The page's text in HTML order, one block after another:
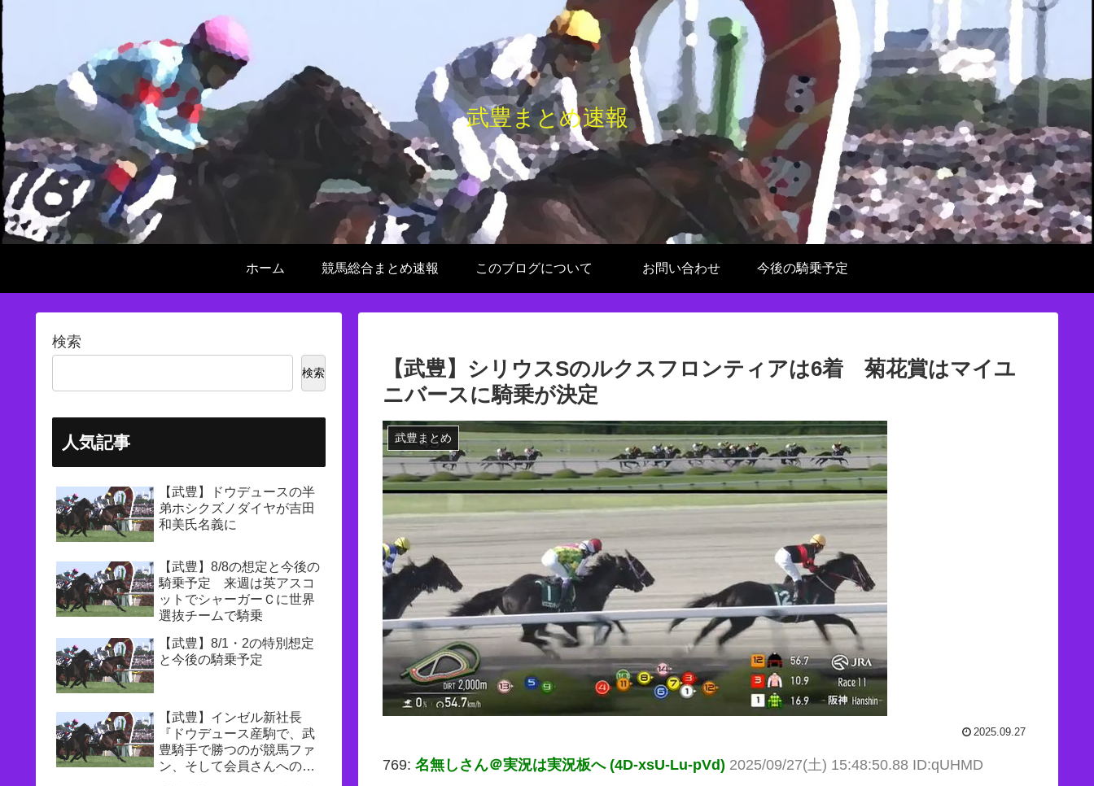
武豊まとめ速報
ホーム 競馬総合まとめ速報 このブログについて お問い合わせ 今後の騎乗予定
【武豊】シリウスSのルクスフロンティアは6着 菊花賞はマイユ
ニバースに騎乗が決定
武豊まとめ
2025.09.27
769: 名無しさん＠実況は実況板へ (4D-xsU-Lu-pVd) 2025/09/27(土) 15:48:50.88 ID:qUHMD
検索
検索
人気記事
【武豊】ドウデュースの半
弟ホシクズノダイヤが吉田
和美氏名義に
【武豊】8/8の想定と今後の
騎乗予定 来週は英アスコ
ットでシャーガーＣに世界
選抜チームで騎乗
【武豊】8/1・2の特別想定
と今後の騎乗予定
【武豊】インゼル新社長
『ドウデュース産駒で、武
豊騎手で勝つのが競馬ファ
ン、そして会員さんへの一